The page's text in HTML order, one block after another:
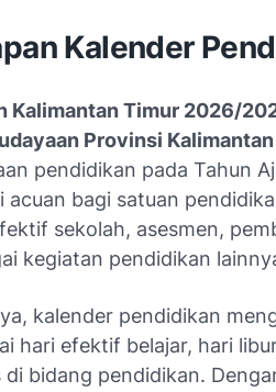
Kalender
Kalimantan Timur 2026/
Provinsi
pendidikan pada Tahun
acuan bagi satuan
sekolah, asesmen,
kegiatan pendidikan
kalender pendidikan
hari efektif belajar, hari
bidang pendidikan.